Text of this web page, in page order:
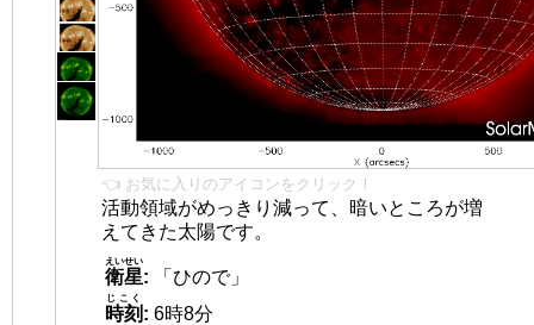
👈 お気に入りのアイコンをクリック！
活動領域がめっきり減って、暗いところが増
えてきた太陽です。
衛星
えいせい
:
「ひので」
時刻
じこく
: 6時8分